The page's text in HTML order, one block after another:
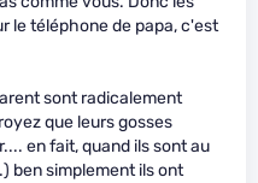
le téléphone de papa, c'est
sont radicalement
que leurs gosses
en fait, quand ils sont au
ben simplement ils ont